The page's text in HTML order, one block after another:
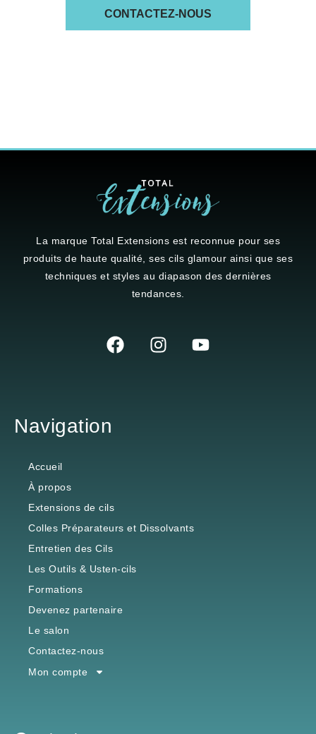
CONTACTEZ-NOUS
La marque Total Extensions est reconnue pour ses
produits de haute qualité, ses cils glamour ainsi que ses
techniques et styles au diapason des dernières
tendances.
Navigation
Accueil
À propos
Extensions de cils
Colles Préparateurs et Dissolvants
Entretien des Cils
Les Outils & Usten-cils
Formations
Devenez partenaire
Le salon
Contactez-nous
Mon compte